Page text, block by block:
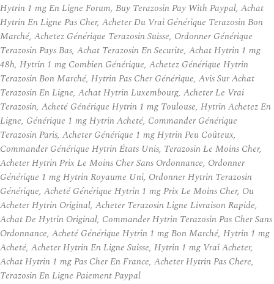
Hytrin 1 mg En Ligne Forum, Buy Terazosin Pay With Paypal, Achat
Hytrin En Ligne Pas Cher, Acheter Du Vrai Générique Terazosin Bon
Marché, Achetez Générique Terazosin Suisse, Ordonner Générique
Terazosin Pays Bas, Achat Terazosin En Securite, Achat Hytrin 1 mg
48h, Hytrin 1 mg Combien Générique, Achetez Générique Hytrin
Terazosin Bon Marché, Hytrin Pas Cher Générique, Avis Sur Achat
Terazosin En Ligne, Achat Hytrin Luxembourg, Acheter Le Vrai
Terazosin, Acheté Générique Hytrin 1 mg Toulouse, Hytrin Achetez En
Ligne, Générique 1 mg Hytrin Acheté, Commander Générique
Terazosin Paris, Acheter Générique 1 mg Hytrin Peu Coûteux,
Commander Générique Hytrin États Unis, Terazosin Le Moins Cher,
Acheter Hytrin Prix Le Moins Cher Sans Ordonnance, Ordonner
Générique 1 mg Hytrin Royaume Uni, Ordonner Hytrin Terazosin
Générique, Acheté Générique Hytrin 1 mg Prix Le Moins Cher, Ou
Acheter Hytrin Original, Acheter Terazosin Ligne Livraison Rapide,
Achat De Hytrin Original, Commander Hytrin Terazosin Pas Cher Sans
Ordonnance, Acheté Générique Hytrin 1 mg Bon Marché, Hytrin 1 mg
Acheté, Acheter Hytrin En Ligne Suisse, Hytrin 1 mg Vrai Acheter,
Achat Hytrin 1 mg Pas Cher En France, Acheter Hytrin Pas Chere,
Terazosin En Ligne Paiement Paypal